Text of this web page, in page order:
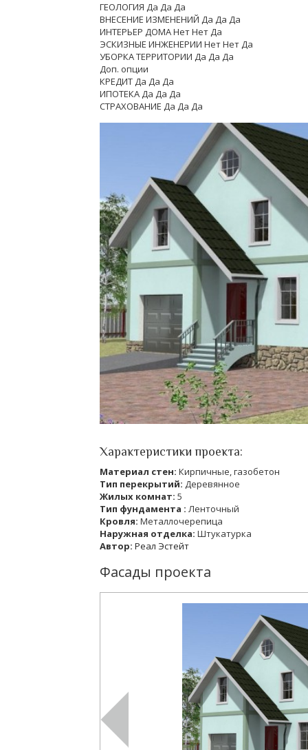
ГЕОЛОГИЯ Да Да Да
ВНЕСЕНИЕ ИЗМЕНЕНИЙ Да Да Да
ИНТЕРЬЕР ДОМА Нет Нет Да
ЭСКИЗНЫЕ ИНЖЕНЕРИИ Нет Нет Да
УБОРКА ТЕРРИТОРИИ Да Да Да
Доп. опции
КРЕДИТ Да Да Да
ИПОТЕКА Да Да Да
СТРАХОВАНИЕ Да Да Да
Характеристики проекта:
Материал стен: Кирпичные, газобетон
Тип перекрытий: Деревянное
Жилых комнат: 5
Тип фундамента : Ленточный
Кровля: Металлочерепица
Наружная отделка: Штукатурка
Автор: Реал Эстейт
Фасады проекта